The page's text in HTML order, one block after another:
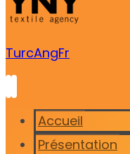
TurcAngFr
Accueil
Présentation